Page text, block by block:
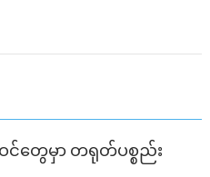
တွေမှာ တရုတ်ပစ္စည်း